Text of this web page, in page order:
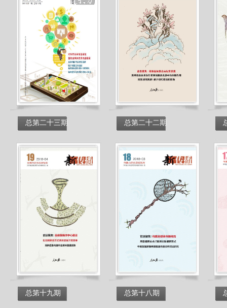
总第二十三期 总第二十二期
总第十九期 总第十八期